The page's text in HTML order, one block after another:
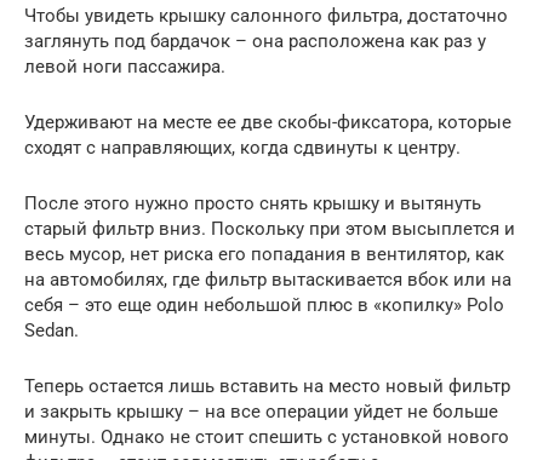
Чтобы увидеть крышку салонного фильтра, достаточно
заглянуть под бардачок – она расположена как раз у
левой ноги пассажира.
Удерживают на месте ее две скобы-фиксатора, которые
сходят с направляющих, когда сдвинуты к центру.
После этого нужно просто снять крышку и вытянуть
старый фильтр вниз. Поскольку при этом высыплется и
весь мусор, нет риска его попадания в вентилятор, как
на автомобилях, где фильтр вытаскивается вбок или на
себя – это еще один небольшой плюс в «копилку» Polo
Sedan.
Теперь остается лишь вставить на место новый фильтр
и закрыть крышку – на все операции уйдет не больше
минуты. Однако не стоит спешить с установкой нового